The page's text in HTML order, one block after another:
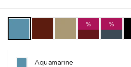
% %
Aquamarine